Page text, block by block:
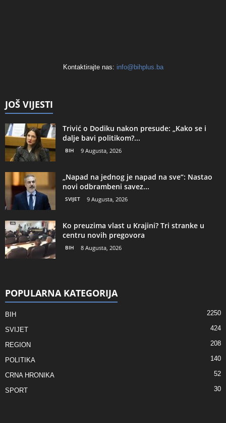
Kontaktirajte nas: info@bihplus.ba
JOŠ VIJESTI
Trivić o Dodiku nakon presude: „Kako se i
dalje bavi politikom?...
BIH 9 Augusta, 2026
„Napad na jednog je napad na sve“: Nastao
novi odbrambeni savez...
SVIJET 9 Augusta, 2026
Ko preuzima vlast u Krajini? Tri stranke u
centru novih pregovora
BIH 8 Augusta, 2026
POPULARNA KATEGORIJA
BIH 2250
SVIJET 424
REGION 208
POLITIKA 140
CRNA HRONIKA 52
SPORT 30